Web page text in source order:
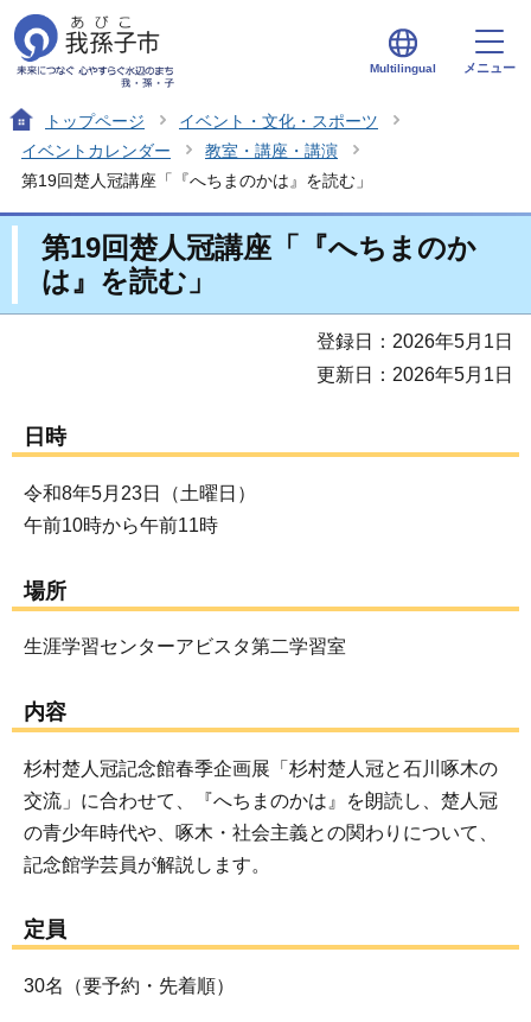
Multilingual メニュー
トップページ
イベント・文化・スポーツ
イベントカレンダー
教室・講座・講演
第19回楚人冠講座「『へちまのかは』を読む」
第19回楚人冠講座「『へちまのか
は』を読む」
登録日：2026年5月1日
更新日：2026年5月1日
日時
令和8年5月23日（土曜日）
午前10時から午前11時
場所
生涯学習センターアビスタ第二学習室
内容
杉村楚人冠記念館春季企画展「杉村楚人冠と石川啄木の
交流」に合わせて、『へちまのかは』を朗読し、楚人冠
の青少年時代や、啄木・社会主義との関わりについて、
記念館学芸員が解説します。
定員
30名（要予約・先着順）